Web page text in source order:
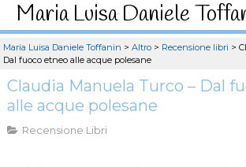
Maria Luisa Daniele
Maria Luisa Daniele Toffanin > Altro > Recensione libri >
Dal fuoco etneo alle acque polesane
Claudia Manuela Turco – Dal
alle acque polesane
Recensione Libri